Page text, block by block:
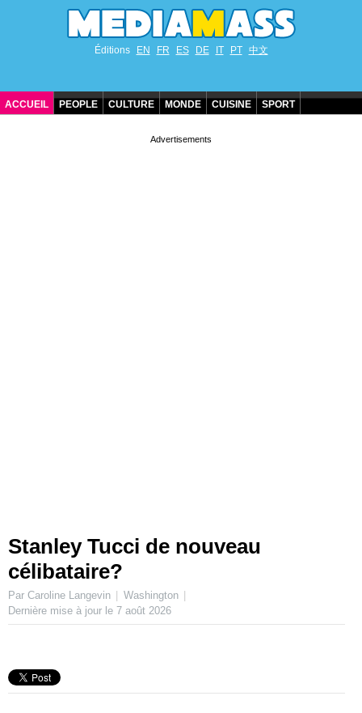
Éditions EN FR ES DE IT PT 中文
ACCUEIL PEOPLE CULTURE MONDE CUISINE SPORT
Stanley Tucci de nouveau
célibataire?
Par Caroline Langevin
Washington
Dernière mise à jour le 7 août 2026